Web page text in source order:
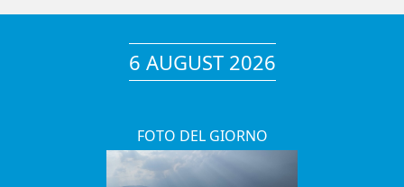
6 AUGUST 2026
FOTO DEL GIORNO